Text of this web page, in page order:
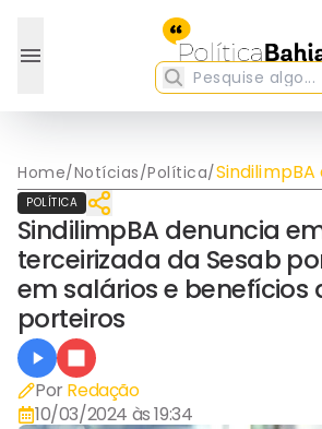
Home/Notícias/Política/
empresa
Sesab por
salários e
porteiros
POLÍTICA
SindilimpBA denuncia
terceirizada da Sesab
em salários e benefícios
porteiros
Por Redação
10/03/2024 às 19:34